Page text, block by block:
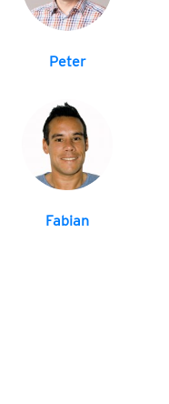
Peter
Fabian